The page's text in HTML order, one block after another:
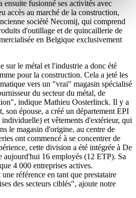
fusionné ses activités avec
accès au marché de la construction,
société Necomij, qui comprend
d'outillage et de quincaillerie de
en Belgique exclusivement
sur le métal et l'industrie a donc été
pour la construction. Cela a jeté les
vers un "vrai" magasin spécialisé
du secteur du métal, de
indique Mathieu Oosterlinck. Il y a
son épouse, a créé un département EPI
et vêtements d'extérieur, qui
le magasin d'origine, au centre de
ont commencé à se concentrer de
cette division a été intégrée à De
aujourd'hui 16 employés (12 ETP). Sa
4 000 entreprises actives.
référence en tant que prestataire
des secteurs ciblés", ajoute notre